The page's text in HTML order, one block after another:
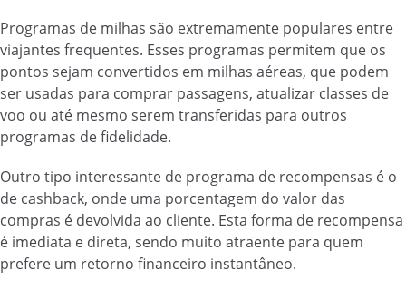
Programas de milhas são extremamente populares entre
viajantes frequentes. Esses programas permitem que os
pontos sejam convertidos em milhas aéreas, que podem
ser usadas para comprar passagens, atualizar classes de
voo ou até mesmo serem transferidas para outros
programas de fidelidade.
Outro tipo interessante de programa de recompensas é o
de cashback, onde uma porcentagem do valor das
compras é devolvida ao cliente. Esta forma de recompensa
é imediata e direta, sendo muito atraente para quem
prefere um retorno financeiro instantâneo.